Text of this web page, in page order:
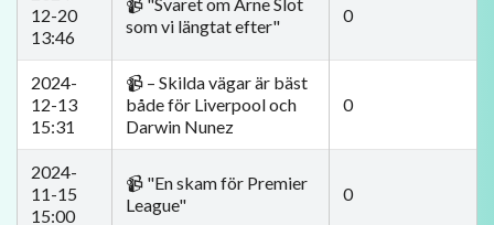
12-20
13:46
som vi längtat efter"
0
2024-
12-13
15:31
📹 – Skilda vägar är bäst
både för Liverpool och
Darwin Nunez
0
2024-
11-15
15:00
📹 "En skam för Premier
League"
0